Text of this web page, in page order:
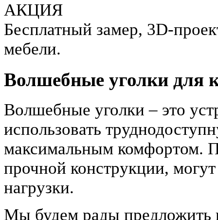
АКЦИЯ
Бесплатный замер, 3D-
мебели.
Волшебные уголки для
Волшебные уголки – это
использовать
максимальным комфортом.
прочной конструкции,
нагрузки.
Мы будем рады предложить